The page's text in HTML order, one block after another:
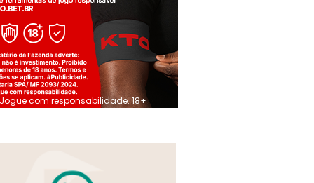
Jogue com responsabilidade. 18+